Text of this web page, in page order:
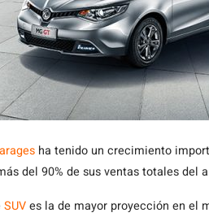
ha tenido un crecimiento
del 90% de sus ventas totales del
SUVes la de mayor proyección en el